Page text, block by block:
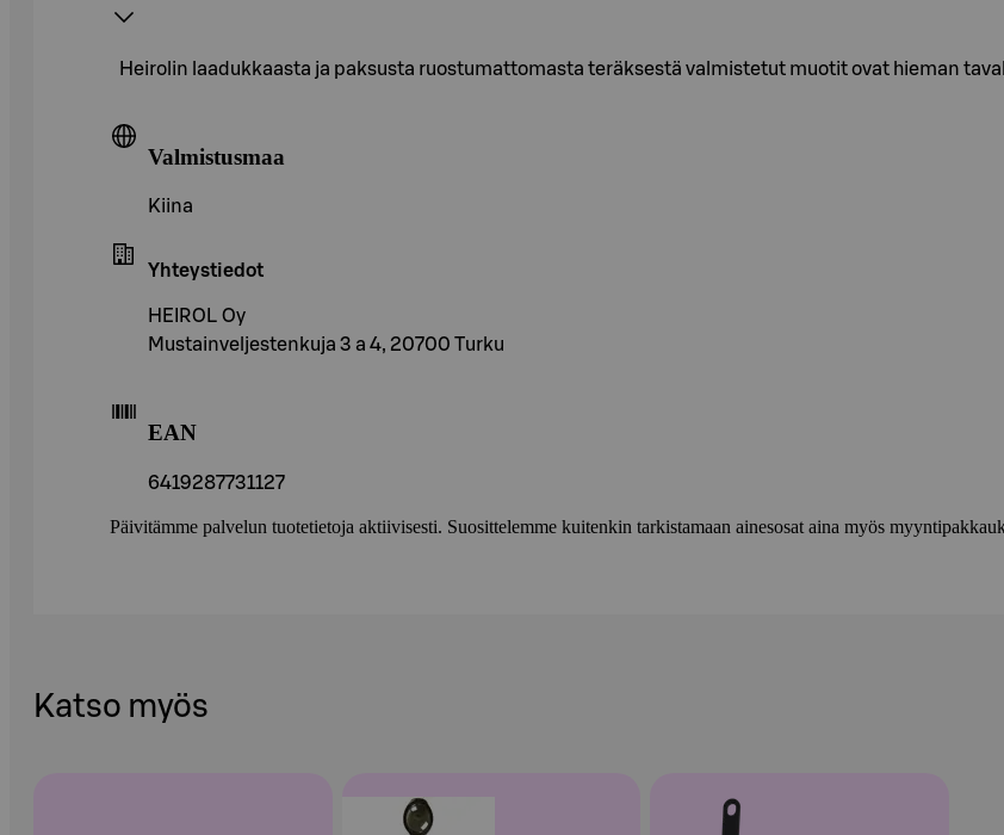
Heirolin laadukkaasta ja paksusta ruostumattomasta teräksestä valmistetut muotit ovat hieman
Valmistusmaa
Kiina
Yhteystiedot
HEIROL Oy
Mustainveljestenkuja 3 a 4, 20700 Turku
EAN
6419287731127
Päivitämme palvelun tuotetietoja aktiivisesti. Suosittelemme kuitenkin tarkistamaan ainesosat aina myös
Katso myös